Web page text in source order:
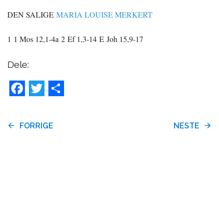
DEN SALIGE MARIA LOUISE MERKERT
1 1 Mos 12,1-4a 2 Ef 1,3-14 E Joh 15,9-17
Dele:
Facebook
Twitter
FORRIGE NESTE